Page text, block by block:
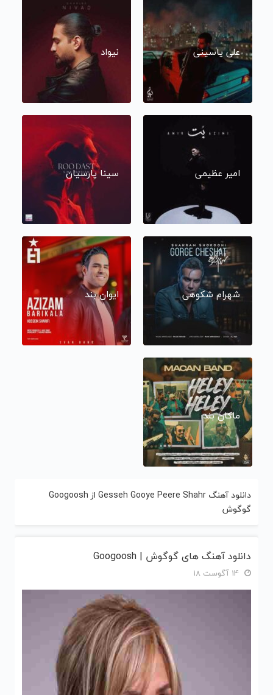
علی یاسینی نیواد
امیر عظیمی سینا پارسیان
شهرام شکوهی ایوان بند
ماکان بند
دانلود آهنگ Gesseh Gooye Peere Shahr از Googoosh
گوگوش
دانلود آهنگ های گوگوش | Googoosh